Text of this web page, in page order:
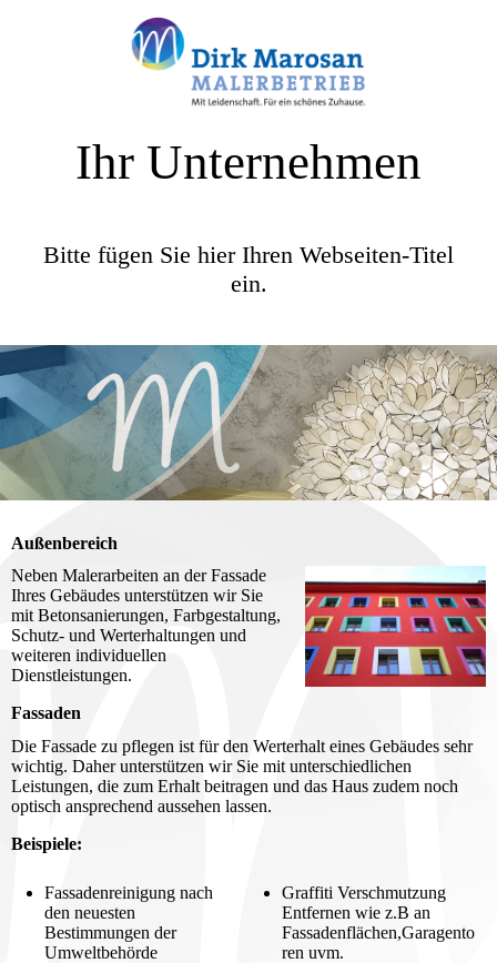
Ihr Unternehmen
Bitte fügen Sie hier Ihren Webseiten-Titel
ein.
Außenbereich
Neben Malerarbeiten an der Fassade
Ihres Gebäudes unterstützen wir Sie
mit Betonsanierungen, Farbgestaltung,
Schutz- und Werterhaltungen und
weiteren individuellen
Dienstleistungen.
Fassaden
Die Fassade zu pflegen ist für den Werterhalt eines Gebäudes sehr
wichtig. Daher unterstützen wir Sie mit unterschiedlichen
Leistungen, die zum Erhalt beitragen und das Haus zudem noch
optisch ansprechend aussehen lassen.
Beispiele:
Fassadenreinigung nach
den neuesten
Bestimmungen der
Umweltbehörde
Graffiti Verschmutzung
Entfernen wie z.B an
Fassadenflächen,Garagento
ren uvm.